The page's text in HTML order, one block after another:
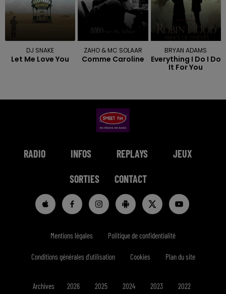
DJ SNAKE
Let Me Love You
ZAHO & MC SOLAAR
Comme Caroline
BRYAN ADAMS
Everything I Do I Do
It For You
RADIO INFOS REPLAYS JEUX
SORTIES CONTACT
Mentions légales Politique de confidentialité
Conditions générales d'utilisation Cookies Plan du site
Archives 2026 2025 2024 2023 2022